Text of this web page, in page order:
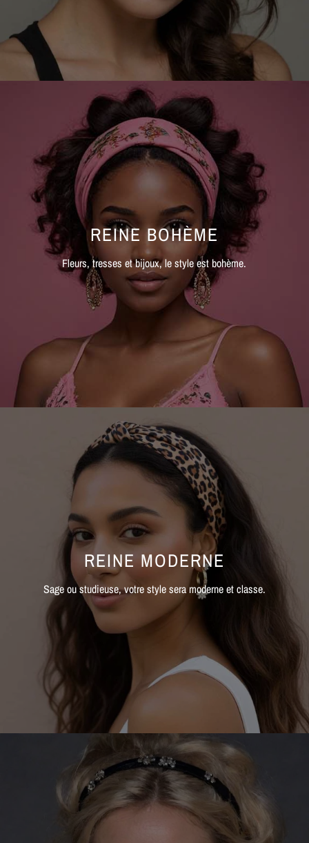
REINE BOHÈME
Fleurs, tresses et bijoux, le style est bohème.
REINE MODERNE
Sage ou studieuse, votre style sera moderne et classe.